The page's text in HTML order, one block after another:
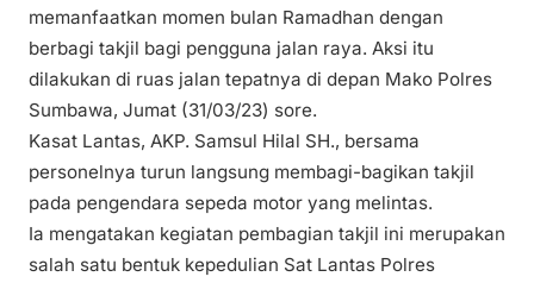
memanfaatkan momen bulan Ramadhan dengan
berbagi takjil bagi pengguna jalan raya. Aksi itu
dilakukan di ruas jalan tepatnya di depan Mako Polres
Sumbawa, Jumat (31/03/23) sore.
Kasat Lantas, AKP. Samsul Hilal SH., bersama
personelnya turun langsung membagi-bagikan takjil
pada pengendara sepeda motor yang melintas.
Ia mengatakan kegiatan pembagian takjil ini merupakan
salah satu bentuk kepedulian Sat Lantas Polres